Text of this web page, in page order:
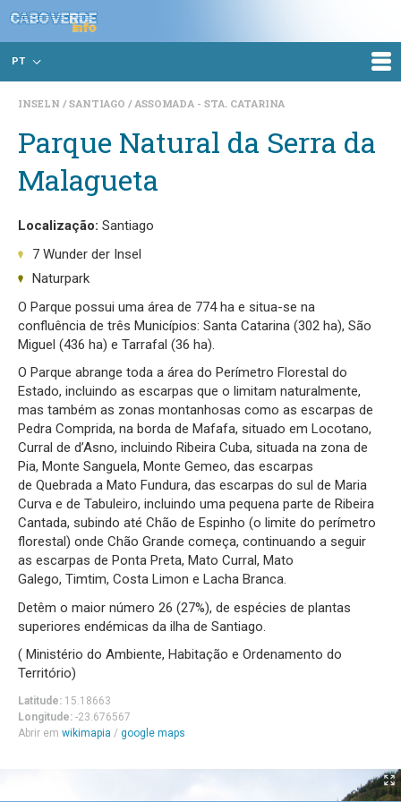
PT
INSELN SANTIAGO ASSOMADA - STA. CATARINA
Parque Natural da Serra da
Malagueta
Localização: Santiago
7 Wunder der Insel
Naturpark
O Parque possui uma área de 774 ha e situa-se na
confluência de três Municípios: Santa Catarina (302 ha), São
Miguel (436 ha) e Tarrafal (36 ha).
O Parque abrange toda a área do Perímetro Florestal do
Estado, incluindo as escarpas que o limitam naturalmente,
mas também as zonas montanhosas como as escarpas de
Pedra Comprida, na borda de Mafafa, situado em Locotano,
Curral de d’Asno, incluindo Ribeira Cuba, situada na zona de
Pia, Monte Sanguela, Monte Gemeo, das escarpas
de Quebrada a Mato Fundura, das escarpas do sul de Maria
Curva e de Tabuleiro, incluindo uma pequena parte de Ribeira
Cantada, subindo até Chão de Espinho (o limite do perímetro
florestal) onde Chão Grande começa, continuando a seguir
as escarpas de Ponta Preta, Mato Curral, Mato
Galego, Timtim, Costa Limon e Lacha Branca.
Detêm o maior número 26 (27%), de espécies de plantas
superiores endémicas da ilha de Santiago.
( Ministério do Ambiente, Habitação e Ordenamento do
Território)
Latitude: 15.18663
Longitude: -23.676567
Abrir em wikimapia / google maps